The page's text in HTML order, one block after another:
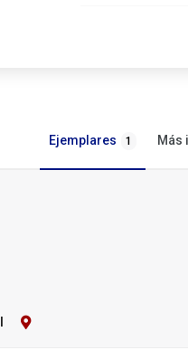
Ejemplares 1 Más
Contacto